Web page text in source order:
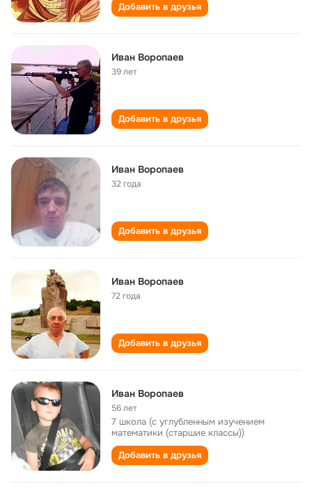
Добавить в друзья
Иван Воропаев
39 лет
Добавить в друзья
Иван Воропаев
32 года
Добавить в друзья
Иван Воропаев
72 года
Добавить в друзья
Иван Воропаев
56 лет
7 школа (с углубленным изучением
математики (старшие классы))
Добавить в друзья